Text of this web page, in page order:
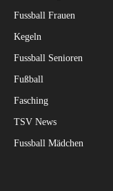
Fussball Frauen
Kegeln
Fussball Senioren
Fußball
Fasching
TSV News
Fussball Mädchen